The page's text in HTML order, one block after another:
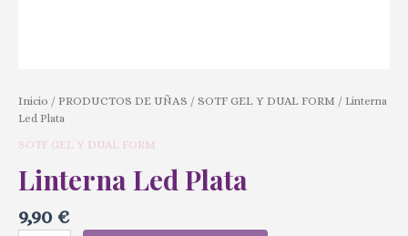
Inicio / PRODUCTOS DE UÑAS / SOTF GEL Y DUAL FORM / Linterna
Led Plata
SOTF GEL Y DUAL FORM
Linterna Led Plata
9,90 €